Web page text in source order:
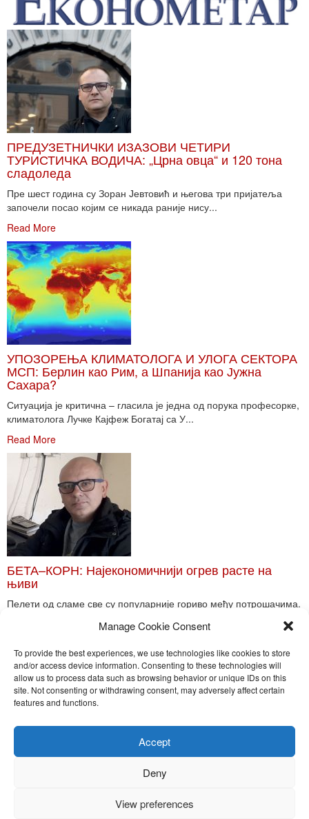
Manage Cookie Consent
To provide the best experiences, we use technologies like cookies to store
and/or access device information. Consenting to these technologies will
allow us to process data such as browsing behavior or unique IDs on this
site. Not consenting or withdrawing consent, may adversely affect certain
features and functions.
Accept
Deny
View preferences
ПРЕДУЗЕТНИЧКИ ИЗАЗОВИ ЧЕТИРИ
ТУРИСТИЧКА ВОДИЧА: „Црна овца“ и 120 тона
сладоледа
Пре шест година су Зоран Јевтовић и његова три пријатеља
започели посао којим се никада раније нису...
Read More
УПОЗОРЕЊА КЛИМАТОЛОГА И УЛОГА СЕКТОРА
МСП: Берлин као Рим, а Шпанија као Јужна
Сахара?
Ситуација је критична – гласила је једна од порука професорке,
климатолога Лучке Кајфеж Богатај са У...
Read More
БЕТА–КОРН: Најекономичнији огрев расте на
њиви
Пелети од сламе све су популарније гориво међу потрошачима.
Toggle
Nira Press d.o.o.
Sadržaj ovog sajta je zakonom zaštićena intelektualna svojina
kopiranje, objavljivanje celine ili delova bilo kog proizvoda NiraPress